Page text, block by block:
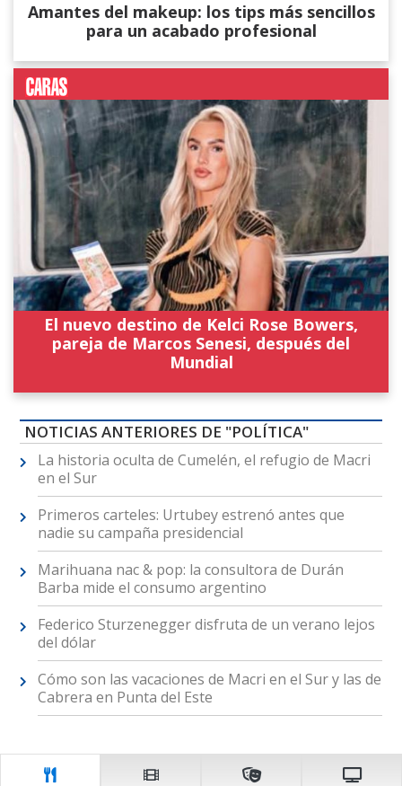
Amantes del makeup: los tips más sencillos
para un acabado profesional
El nuevo destino de Kelci Rose Bowers,
pareja de Marcos Senesi, después del
Mundial
NOTICIAS ANTERIORES DE "POLÍTICA"
La historia oculta de Cumelén, el refugio de Macri
en el Sur
Primeros carteles: Urtubey estrenó antes que
nadie su campaña presidencial
Marihuana nac & pop: la consultora de Durán
Barba mide el consumo argentino
Federico Sturzenegger disfruta de un verano lejos
del dólar
Cómo son las vacaciones de Macri en el Sur y las de
Cabrera en Punta del Este